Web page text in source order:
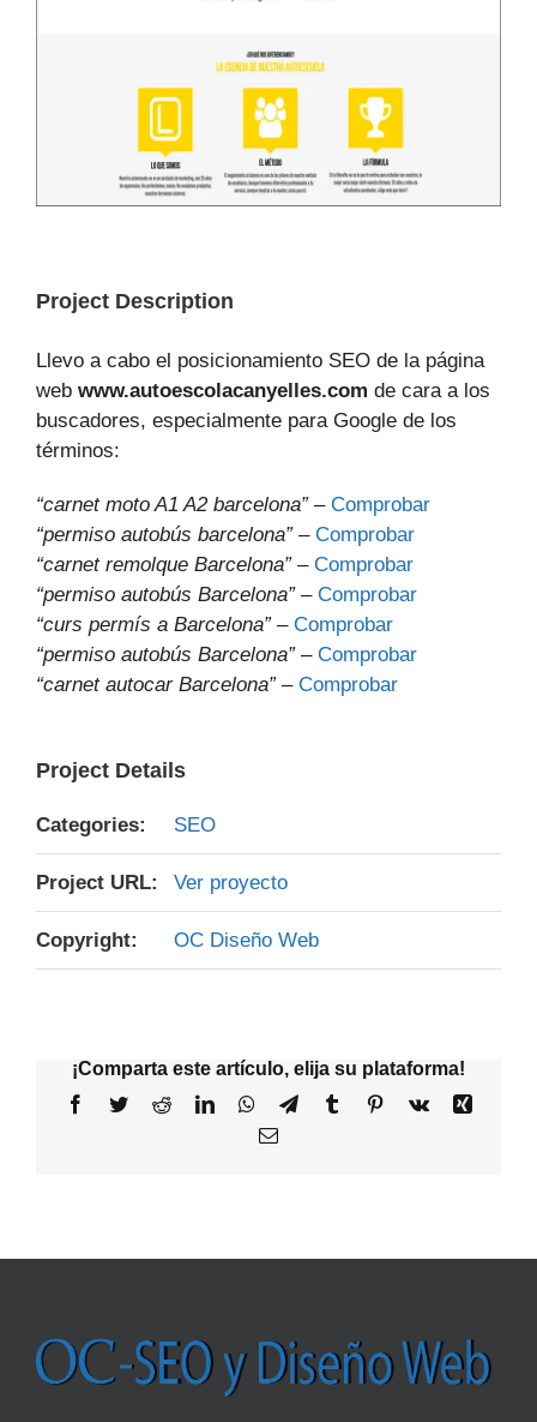
Project Description
Llevo a cabo el posicionamiento SEO de la página
web www.autoescolacanyelles.com de cara a los
buscadores, especialmente para Google de los
términos:
“carnet moto A1 A2 barcelona”– Comprobar
“permiso autobús barcelona”– Comprobar
“carnet remolque Barcelona”– Comprobar
“permiso autobús Barcelona”– Comprobar
“curs permís a Barcelona”– Comprobar
“permiso autobús Barcelona”– Comprobar
“carnet autocar Barcelona”– Comprobar
Project Details
Categories: SEO
Project URL: Ver proyecto
Copyright: OC Diseño Web
¡Comparta este artículo, elija su plataforma!
Facebook
TwitterRedditLinkedInWhatsApp
TelegramTumblrPinterest
Vk
Xing
Email